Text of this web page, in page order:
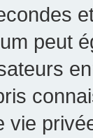
peut
vie